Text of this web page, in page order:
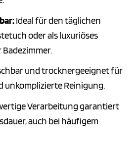
Ideal für den täglichen
oder als luxuriöses
und trocknergeeignet für
unkomplizierte Reinigung.
Verarbeitung garantiert
auch bei häufigem